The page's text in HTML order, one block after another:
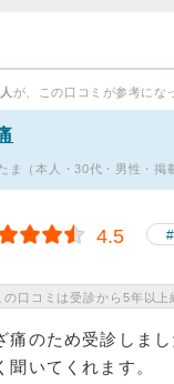
が、この口コミが参考にな
ま（本人・30代・男性・掲
4.5
の口コミは受診から5年以上
痛のため受診しま
聞いてくれます。